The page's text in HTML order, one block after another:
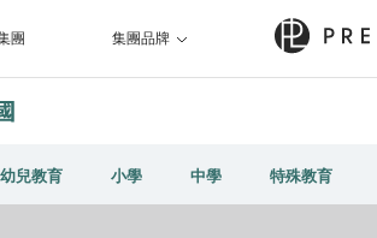
團 集團品牌
幼兒教育 小學 中學 特殊教育